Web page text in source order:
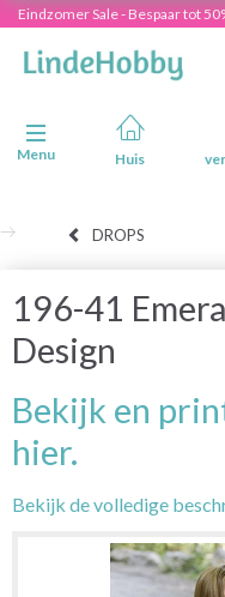
Eindzomer Sale - Bespaar tot
Navigatie in-/uitschakelen
Menu
Huis
DROPS
196-41
Design
Bekijk en
hier.
Bekijk de volledige